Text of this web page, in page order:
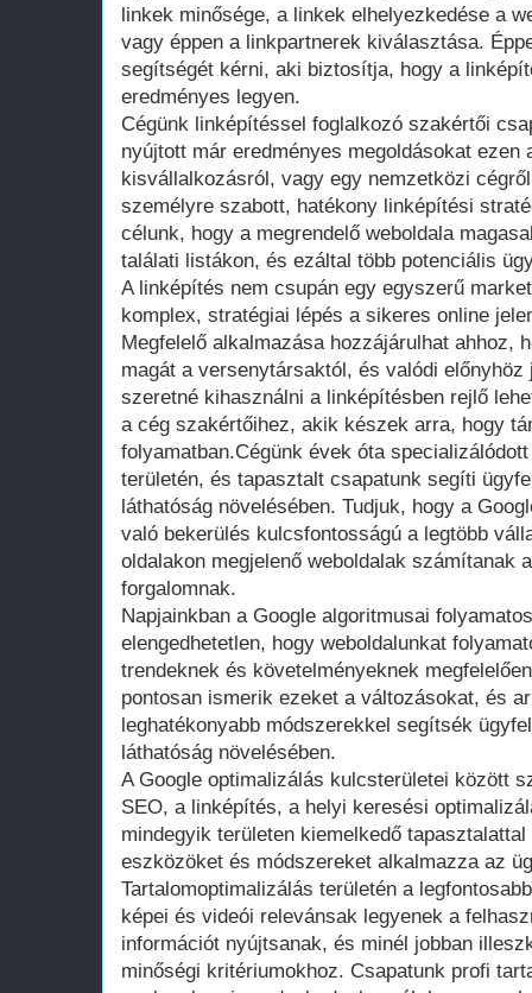
linkek minősége, a linkek elhelyezkedése a
vagy éppen a linkpartnerek kiválasztása.
segítségét kérni, aki biztosítja, hogy a
eredményes legyen.
Cégünk linképítéssel foglalkozó szakértői
nyújtott már eredményes megoldásokat ezen
kisvállalkozásról, vagy egy nemzetközi
személyre szabott, hatékony linképítési
célunk, hogy a megrendelő weboldala
találati listákon, és ezáltal több potenciális
A linképítés nem csupán egy egyszerű
komplex, stratégiai lépés a sikeres online
Megfelelő alkalmazása hozzájárulhat ahhoz,
magát a versenytársaktól, és valódi
szeretné kihasználni a linképítésben rejlő
a cég szakértőihez, akik készek arra, hogy
folyamatban.Cégünk évek óta
területén, és tapasztalt csapatunk segíti
láthatóság növelésében. Tudjuk, hogy a
való bekerülés kulcsfontosságú a legtöbb
oldalakon megjelenő weboldalak számítanak
forgalomnak.
Napjainkban a Google algoritmusai
elengedhetetlen, hogy weboldalunkat
trendeknek és követelményeknek
pontosan ismerik ezeket a változásokat, és
leghatékonyabb módszerekkel segítsék
láthatóság növelésében.
A Google optimalizálás kulcsterületei között
SEO, a linképítés, a helyi keresési
mindegyik területen kiemelkedő
eszközöket és módszereket alkalmazza az
Tartalomoptimalizálás területén a
képei és videói relevánsak legyenek a
információt nyújtsanak, és minél jobban
minőségi kritériumokhoz. Csapatunk profi